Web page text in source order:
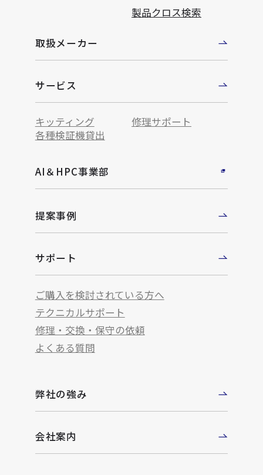
製品クロス検索
取扱メーカー
サービス
キッティング
修理サポート
各種検証機貸出
AI＆HPC事業部
提案事例
サポート
ご購入を検討されている方へ
テクニカルサポート
修理・交換・保守の依頼
よくある質問
弊社の強み
会社案内